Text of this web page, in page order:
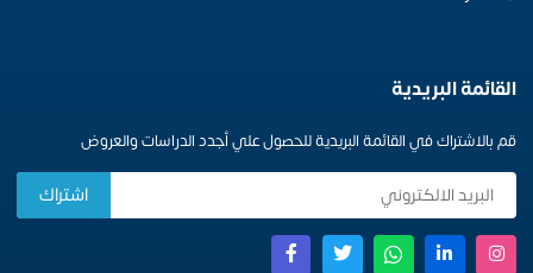
القائمة البريدية
قم بالاشتراك في القائمة البريدية للحصول علي أجدد الدراسات والعروض